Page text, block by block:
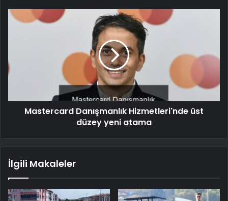
Mastercard Danışmanlık Hizmetleri'nde üst
düzey yeni atama
İlgili Makaleler